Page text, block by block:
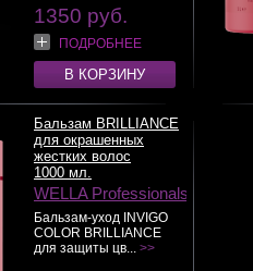
1350 руб.
ПОДРОБНЕЕ
В КОРЗИНУ
Бальзам BRILLIANCE
для окрашенных
жестких волос
1000 мл.
WELLA Professionals
Бальзам-уход INVIGO
COLOR BRILLIANCE
для защиты цв... >>